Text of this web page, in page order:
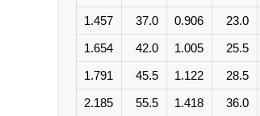
23.0
0.906
37.0
1.457
25.5
1.005
42.0
1.654
28.5
1.122
45.5
1.791
36.0
1.418
55.5
2.185